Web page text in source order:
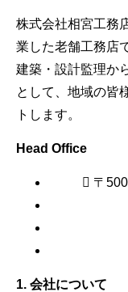
株式会社相宮工務
業した老舗工務店
建築・設計監理か
として、地域の皆
トします。
Head Office
〒
1. 会社について